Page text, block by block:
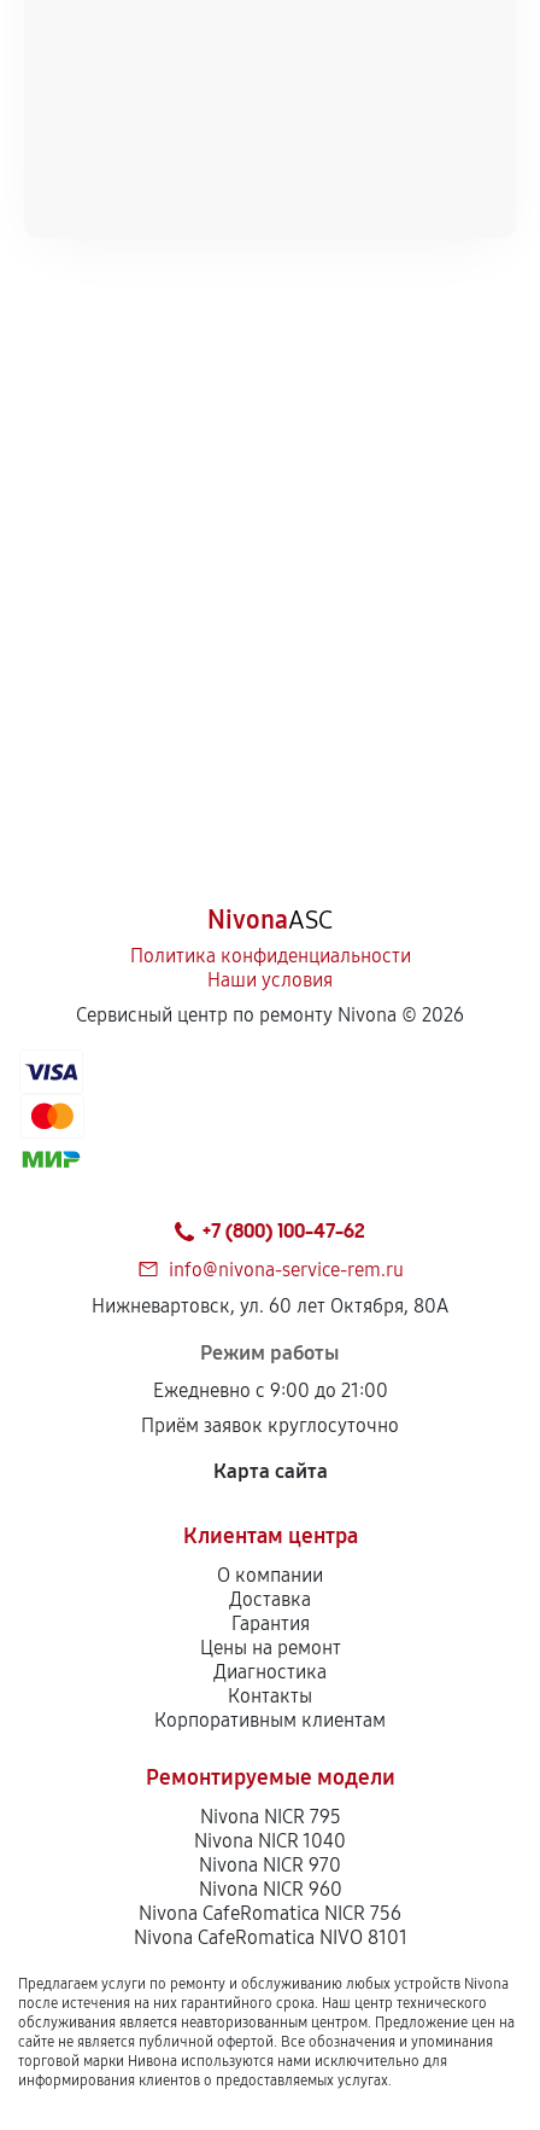
NivonaASC
Политика конфиденциальности
Наши условия
Сервисный центр по ремонту Nivona © 2026
+7 (800) 100-47-62
info@nivona-service-rem.ru
Нижневартовск, ул. 60 лет Октября, 80А
Режим работы
Ежедневно с 9:00 до 21:00
Приём заявок круглосуточно
Карта сайта
Клиентам центра
О компании
Доставка
Гарантия
Цены на ремонт
Диагностика
Контакты
Корпоративным клиентам
Ремонтируемые модели
Nivona NICR 795
Nivona NICR 1040
Nivona NICR 970
Nivona NICR 960
Nivona CafeRomatica NICR 756
Nivona CafeRomatica NIVO 8101
Предлагаем услуги по ремонту и обслуживанию любых устройств Nivona
после истечения на них гарантийного срока. Наш центр технического
обслуживания является неавторизованным центром. Предложение цен на
сайте не является публичной офертой. Все обозначения и упоминания
торговой марки Нивона используются нами исключительно для
информирования клиентов о предоставляемых услугах.